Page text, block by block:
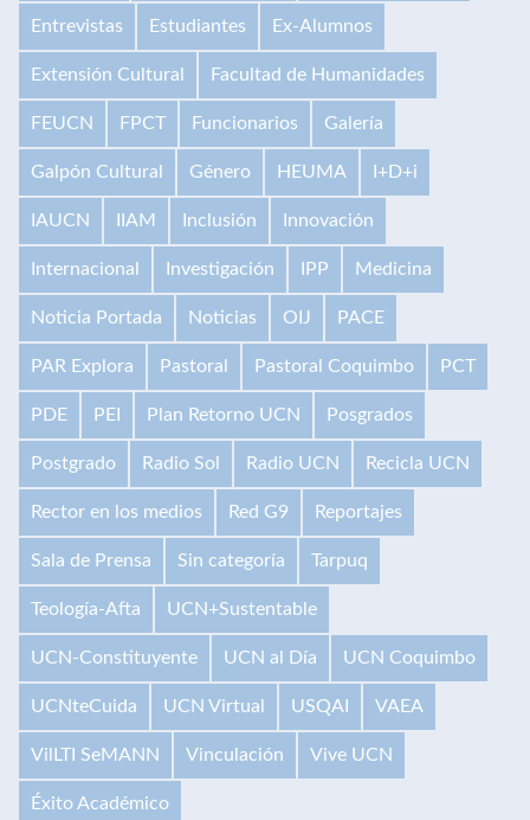
Entrevistas Estudiantes Ex-Alumnos
Extensión Cultural Facultad de Humanidades
FEUCN FPCT Funcionarios Galería
Galpón Cultural Género HEUMA I+D+i
IAUCN IIAM Inclusión Innovación
Internacional Investigación IPP Medicina
Noticia Portada Noticias OIJ PACE
PAR Explora Pastoral Pastoral Coquimbo PCT
PDE PEI Plan Retorno UCN Posgrados
Postgrado Radio Sol Radio UCN Recicla UCN
Rector en los medios Red G9 Reportajes
Sala de Prensa Sin categoría Tarpuq
Teología-Afta UCN+Sustentable
UCN-Constituyente UCN al Día UCN Coquimbo
UCNteCuida UCN Virtual USQAI VAEA
VilLTI SeMANN Vinculación Vive UCN
Éxito Académico